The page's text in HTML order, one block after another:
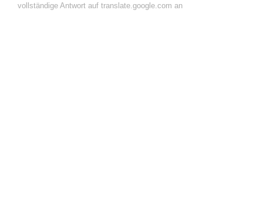
vollständige Antwort auf translate.google.com an